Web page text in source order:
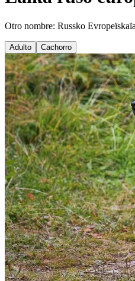
Otro nombre: Russko
Adulto Cachorro